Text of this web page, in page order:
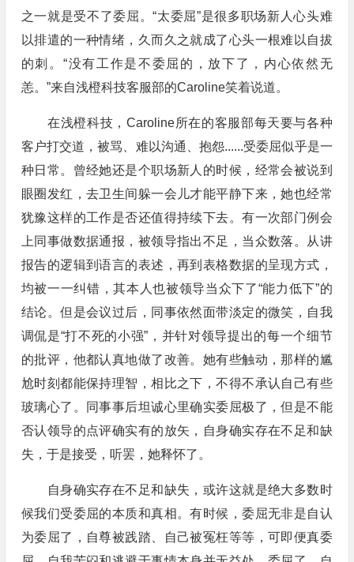
之一就是受不了委屈。“太委屈”是很多职场新人心头难
以排遣的一种情绪，久而久之就成了心头一根难以自拔
的刺。“没有工作是不委屈的，放下了，内心依然无
恙。”来自浅橙科技客服部的Caroline笑着说道。
在浅橙科技，Caroline所在的客服部每天要与各种
客户打交道，被骂、难以沟通、抱怨......受委屈似乎是一
种日常。曾经她还是个职场新人的时候，经常会被说到
眼圈发红，去卫生间躲一会儿才能平静下来，她也经常
犹豫这样的工作是否还值得持续下去。有一次部门例会
上同事做数据通报，被领导指出不足，当众数落。从讲
报告的逻辑到语言的表述，再到表格数据的呈现方式，
均被一一纠错，其本人也被领导当众下了“能力低下”的
结论。但是会议过后，同事依然面带淡定的微笑，自我
调侃是“打不死的小强”，并针对领导提出的每一个细节
的批评，他都认真地做了改善。她有些触动，那样的尴
尬时刻都能保持理智，相比之下，不得不承认自己有些
玻璃心了。同事事后坦诚心里确实委屈极了，但是不能
否认领导的点评确实有的放矢，自身确实存在不足和缺
失，于是接受，听罢，她释怀了。
自身确实存在不足和缺失，或许这就是绝大多数时
候我们受委屈的本质和真相。有时候，委屈无非是自认
为委屈了，自尊被践踏、自己被冤枉等等，可即便真委